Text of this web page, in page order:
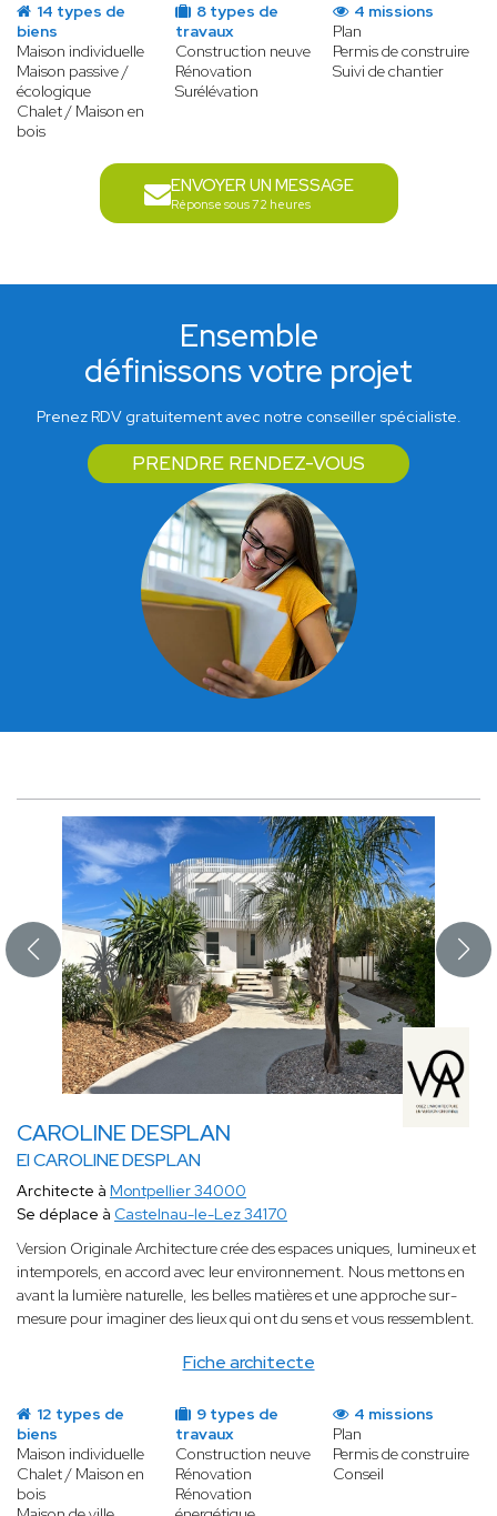
14 types de
biens
Maison individuelle
Maison passive /
écologique
Chalet / Maison en
bois
8 types de
travaux
Construction neuve
Rénovation
Surélévation
4 missions
Plan
Permis de construire
Suivi de chantier
ENVOYER UN MESSAGE
Réponse sous 72 heures
Ensemble
définissons votre projet
Prenez RDV gratuitement avec notre conseiller spécialiste.
PRENDRE RENDEZ-VOUS
CAROLINE DESPLAN
EI CAROLINE DESPLAN
Fiche architecte
Architecte à Montpellier 34000
Se déplace à Castelnau-le-Lez 34170
Version Originale Architecture crée des espaces uniques, lumineux et
intemporels, en accord avec leur environnement. Nous mettons en
avant la lumière naturelle, les belles matières et une approche sur-
mesure pour imaginer des lieux qui ont du sens et vous ressemblent.
12 types de
biens
Maison individuelle
Chalet / Maison en
bois
9 types de
travaux
Construction neuve
Rénovation
Rénovation
4 missions
Plan
Permis de construire
Conseil